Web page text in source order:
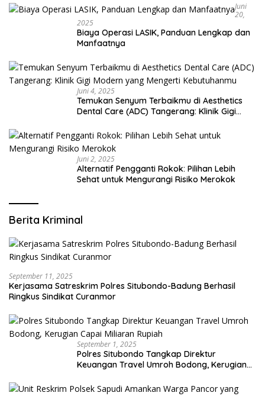
Juni
20,
2025
Biaya Operasi LASIK, Panduan Lengkap dan
Manfaatnya
Juni 4, 2025
Temukan Senyum Terbaikmu di Aesthetics
Dental Care (ADC) Tangerang: Klinik Gigi
Juni 2, 2025
Alternatif Pengganti Rokok: Pilihan Lebih
Sehat untuk Mengurangi Risiko Merokok
Berita Kriminal
September 11, 2025
Kerjasama Satreskrim Polres Situbondo-Badung Berhasil
Ringkus Sindikat Curanmor
September 1, 2025
Polres Situbondo Tangkap Direktur
Keuangan Travel Umroh Bodong, Kerugian